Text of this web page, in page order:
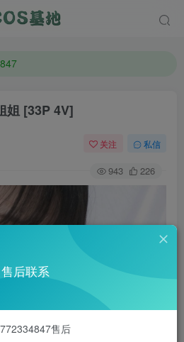
：772334847
天佳》，实时查看最新站点。
姐 [33P 4V]
关注 私信
943 226
售后联系
售后